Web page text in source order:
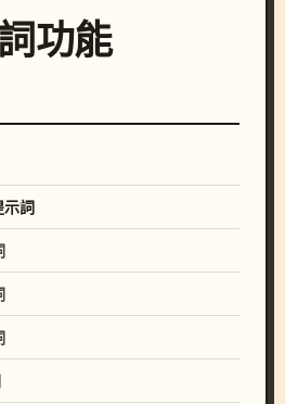
功能
詞